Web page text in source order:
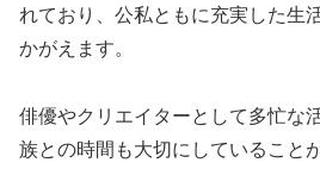
れており、公私ともに充実した生
かがえます。
俳優やクリエイターとして多忙な
族との時間も大切にしていること